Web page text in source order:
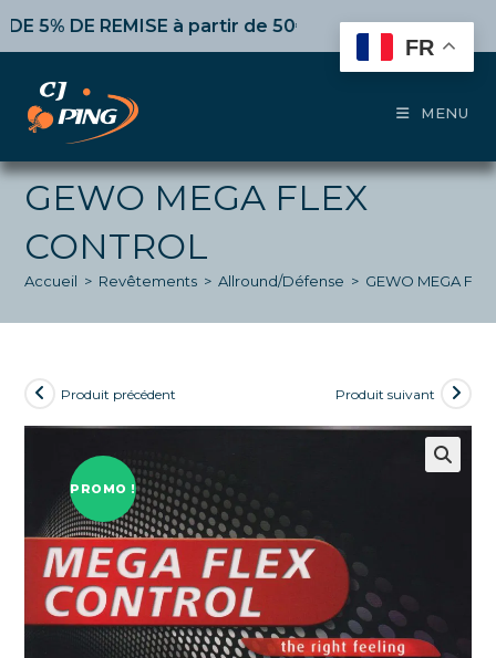
DE REMISEà partir de 50€ d’achat, 10%dès 100€,
MENU
GEWO MEGA FLEX
CONTROL
Accueil > Revêtements > Allround/Défense > GEWO MEGA
PROMO !
Produit précédent Produit suivant
FR